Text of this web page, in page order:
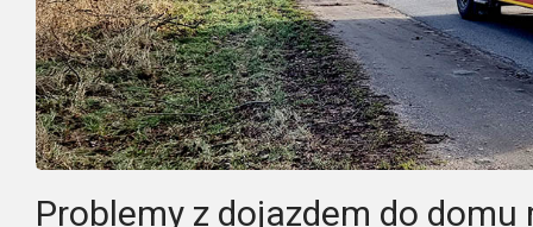
Problemy z dojazdem do